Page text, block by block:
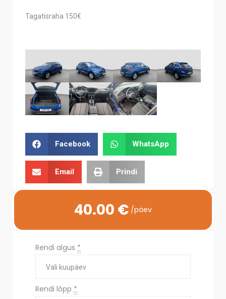
Tagatisraha 150€
Facebook WhatsApp
Email Prindi
40.00 € /päev
Rendi algus *
Rendi lõpp *